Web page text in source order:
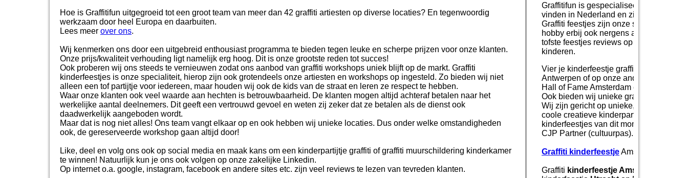
Hoe is Graffitifun uitgegroeid tot een groot team van meer dan 42 graffiti artiesten op diverse locaties? En tegenwoordig
werkzaam door heel Europa en daarbuiten.
Lees meer over ons.
Wij kenmerken ons door een uitgebreid enthousiast programma te bieden tegen leuke en scherpe prijzen voor onze klanten.
Onze prijs/kwaliteit verhouding ligt namelijk erg hoog. Dit is onze grootste reden tot succes!
Ook proberen wij ons steeds te vernieuwen zodat ons aanbod van graffiti workshops uniek blijft op de markt. Graffiti
kinderfeestjes is onze specialiteit, hierop zijn ook grotendeels onze artiesten en workshops op ingesteld. Zo bieden wij niet
alleen een tof partijtje voor iedereen, maar houden wij ook de kids van de straat en leren ze respect te hebben.
Waar onze klanten ook veel waarde aan hechten is betrouwbaarheid. De klanten mogen altijd achteraf betalen naar het
werkelijke aantal deelnemers. Dit geeft een vertrouwd gevoel en weten zij zeker dat ze betalen als de dienst ook
daadwerkelijk aangeboden wordt.
Maar dat is nog niet alles! Ons team vangt elkaar op en ook hebben wij unieke locaties. Dus onder welke omstandigheden
ook, de gereserveerde workshop gaan altijd door!
Like, deel en volg ons ook op social media en maak kans om een kinderpartijtje graffiti of graffiti muurschildering kinderkamer
te winnen! Natuurlijk kun je ons ook volgen op onze zakelijke Linkedin.
Op internet o.a. google, instagram, facebook en andere sites etc. zijn veel reviews te lezen van tevreden klanten.
Graffitifun is gespecialiseerd in graffiti
vinden in Nederland en zijn met een
Graffiti feestjes zijn onze specialisme
hobby erbij ook nergens anders zo
tofste feestjes reviews op google en
kinderen.
Vier je kinderfeestje graffiti of graffiti
Antwerpen of op onze andere locaties
Hall of Fame Amsterdam en Hall of
Ook bieden wij unieke graffiti
Wij zijn gericht op unieke, uitgebreide
coole creatieve kinderpartijtjes! Graffiti
kinderfeestjes van dit moment!
CJP Partner (cultuurpas).
Graffiti kinderfeestjeAmsterdam,
Graffiti kinderfeestje Amsterdam